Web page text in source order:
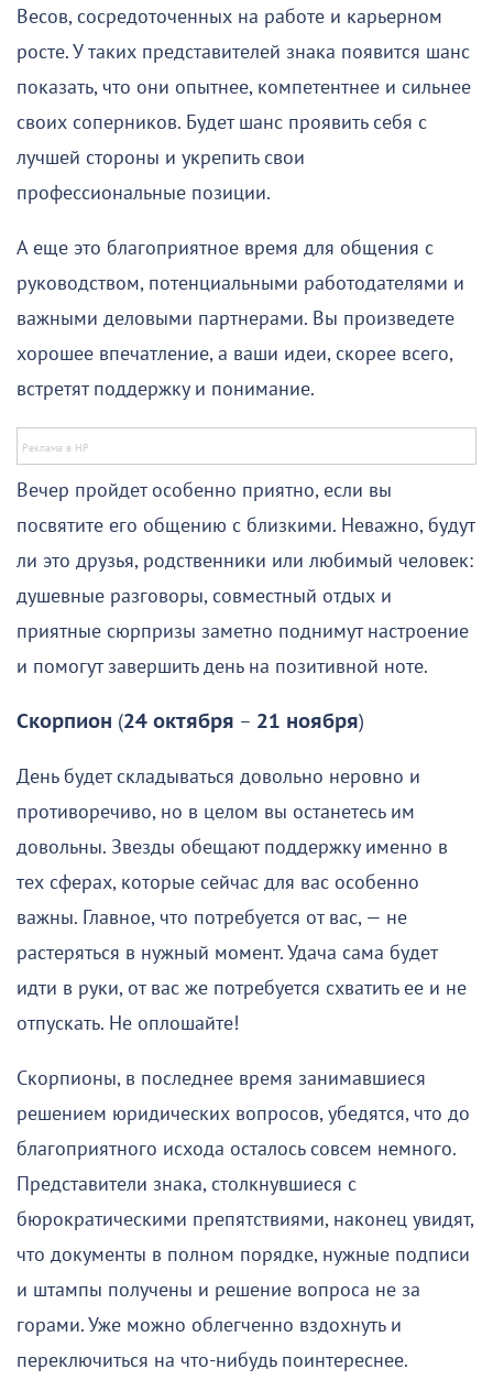
Весов, сосредоточенных на работе и карьерном
росте. У таких представителей знака появится шанс
показать, что они опытнее, компетентнее и сильнее
своих соперников. Будет шанс проявить себя с
лучшей стороны и укрепить свои
профессиональные позиции.
А еще это благоприятное время для общения с
руководством, потенциальными работодателями и
важными деловыми партнерами. Вы произведете
хорошее впечатление, а ваши идеи, скорее всего,
встретят поддержку и понимание.
Вечер пройдет особенно приятно, если вы
посвятите его общению с близкими. Неважно, будут
ли это друзья, родственники или любимый человек:
душевные разговоры, совместный отдых и
приятные сюрпризы заметно поднимут настроение
и помогут завершить день на позитивной ноте.
Скорпион (24 октября – 21 ноября)
День будет складываться довольно неровно и
противоречиво, но в целом вы останетесь им
довольны. Звезды обещают поддержку именно в
тех сферах, которые сейчас для вас особенно
важны. Главное, что потребуется от вас, — не
растеряться в нужный момент. Удача сама будет
идти в руки, от вас же потребуется схватить ее и не
отпускать. Не оплошайте!
Скорпионы, в последнее время занимавшиеся
решением юридических вопросов, убедятся, что до
благоприятного исхода осталось совсем немного.
Представители знака, столкнувшиеся с
бюрократическими препятствиями, наконец увидят,
что документы в полном порядке, нужные подписи
и штампы получены и решение вопроса не за
горами. Уже можно облегченно вздохнуть и
переключиться на что-нибудь поинтереснее.